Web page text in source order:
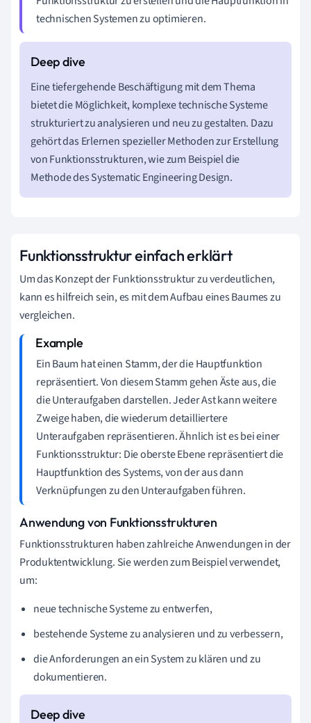
technischen Systemen zu optimieren.
Eine tiefergehende Beschäftigung mit dem Thema
bietet die Möglichkeit, komplexe technische Systeme
strukturiert zu analysieren und neu zu gestalten. Dazu
gehört das Erlernen spezieller Methoden zur Erstellung
von Funktionsstrukturen, wie zum Beispiel die
Methode des Systematic Engineering Design.
Funktionsstruktur einfach erklärt
Um das Konzept der Funktionsstruktur zu verdeutlichen,
kann es hilfreich sein, es mit dem Aufbau eines Baumes zu
vergleichen.
Ein Baum hat einen Stamm, der die Hauptfunktion
repräsentiert. Von diesem Stamm gehen Äste aus, die
die Unteraufgaben darstellen. Jeder Ast kann weitere
Zweige haben, die wiederum detailliertere
Unteraufgaben repräsentieren. Ähnlich ist es bei einer
Funktionsstruktur: Die oberste Ebene repräsentiert die
Hauptfunktion des Systems, von der aus dann
Verknüpfungen zu den Unteraufgaben führen.
Anwendung von Funktionsstrukturen
Funktionsstrukturen haben zahlreiche Anwendungen in der
Produktentwicklung. Sie werden zum Beispiel verwendet,
um:
neue technische Systeme zu entwerfen,
bestehende Systeme zu analysieren und zu verbessern,
die Anforderungen an ein System zu klären und zu
dokumentieren.